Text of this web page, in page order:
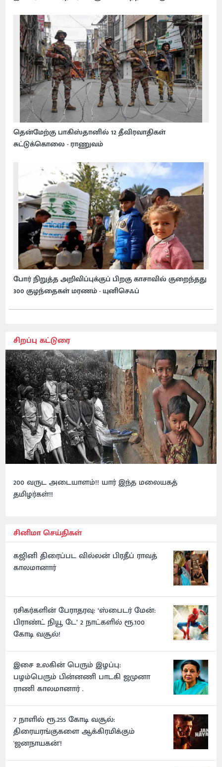
தென்மேற்கு பாகிஸ்தானில் 12 தீவிரவாதிகள்
சுட்டுக்கொலை - ராணுவம்
போர் நிறுத்த அறிவிப்புக்குப் பிறகு காசாவில் குறைந்தது
300 குழந்தைகள் மரணம் - யுனிசெஃப்
சிறப்பு கட்டுரை
200 வருட அடையாளம்!! யார் இந்த மலையகத்
தமிழர்கள்!!
சினிமா செய்திகள்
கஜினி திரைப்பட வில்லன் பிரதீப் ராவத்
காலமானார்
ரசிகர்களின் பேராதரவு: ‘ஸ்பைடர் மேன்:
பிராண்ட் நியூ டே’ 2 நாட்களில் ரூ.100
கோடி வசூல்!
இசை உலகின் பெரும் இழப்பு:
பழம்பெரும் பின்னணி பாடகி ஜமுனா
ராணி காலமானார் .
7 நாளில் ரூ.255 கோடி வசூல்:
திரையரங்குகளை ஆக்கிரமிக்கும்
'ஜனநாயகன்'!